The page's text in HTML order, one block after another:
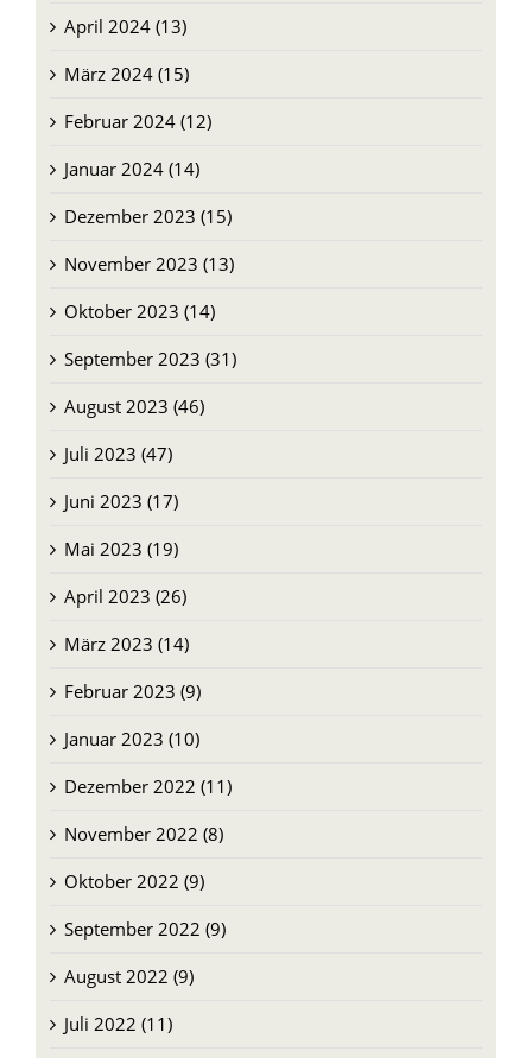
April 2024 (13)
März 2024 (15)
Februar 2024 (12)
Januar 2024 (14)
Dezember 2023 (15)
November 2023 (13)
Oktober 2023 (14)
September 2023 (31)
August 2023 (46)
Juli 2023 (47)
Juni 2023 (17)
Mai 2023 (19)
April 2023 (26)
März 2023 (14)
Februar 2023 (9)
Januar 2023 (10)
Dezember 2022 (11)
November 2022 (8)
Oktober 2022 (9)
September 2022 (9)
August 2022 (9)
Juli 2022 (11)